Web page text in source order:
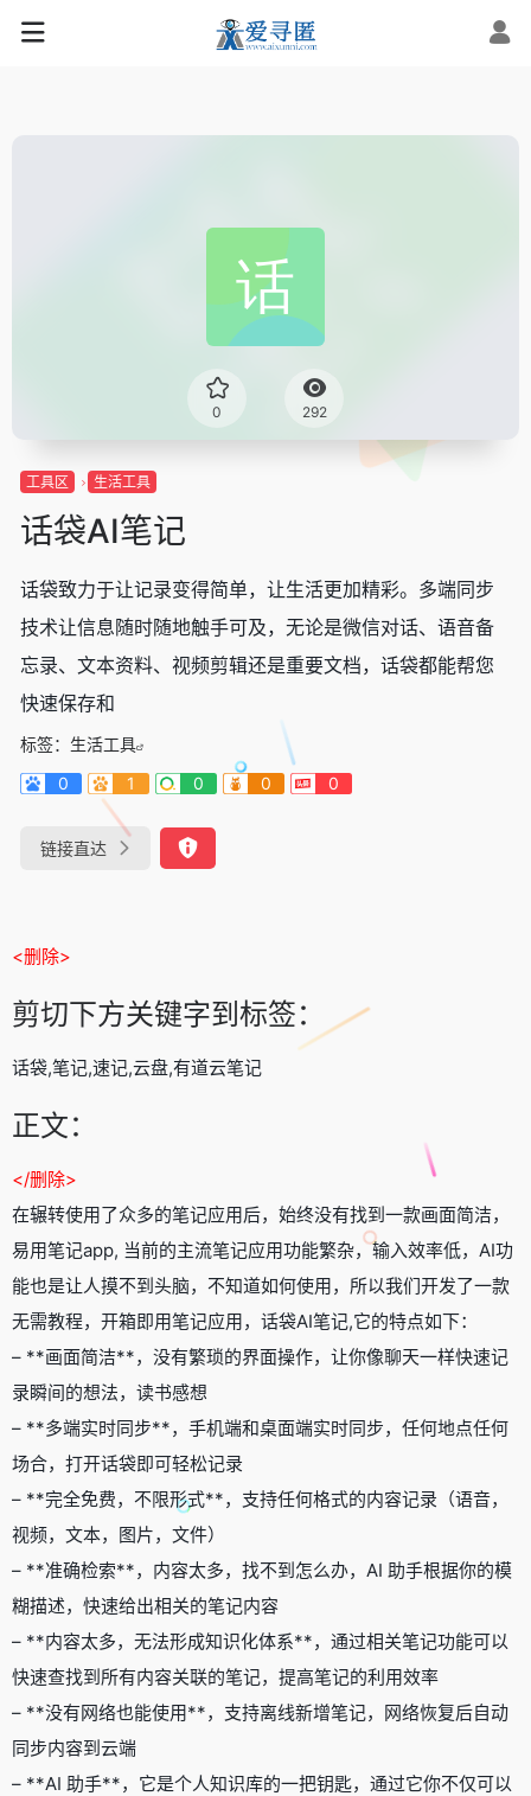
0 292
工具区 生活工具
话袋AI笔记
话袋致力于让记录变得简单，让生活更加精彩。多端同步
技术让信息随时随地触手可及，无论是微信对话、语音备
忘录、文本资料、视频剪辑还是重要文档，话袋都能帮您
快速保存和
标签： 生活工具
0
1 0 0 0
链接直达
<删除>
剪切下方关键字到标签：
话袋,笔记,速记,云盘,有道云笔记
正文：
</删除>
在辗转使用了众多的笔记应用后，始终没有找到一款画面简洁，
易用笔记app, 当前的主流笔记应用功能繁杂，输入效率低，AI功
能也是让人摸不到头脑，不知道如何使用，所以我们开发了一款
无需教程，开箱即用笔记应用，话袋AI笔记,它的特点如下：
– **画面简洁**，没有繁琐的界面操作，让你像聊天一样快速记
录瞬间的想法，读书感想
– **多端实时同步**，手机端和桌面端实时同步，任何地点任何
场合，打开话袋即可轻松记录
– **完全免费，不限形式**，支持任何格式的内容记录（语音，
视频，文本，图片，文件）
– **准确检索**，内容太多，找不到怎么办，AI 助手根据你的模
糊描述，快速给出相关的笔记内容
– **内容太多，无法形成知识化体系**，通过相关笔记功能可以
快速查找到所有内容关联的笔记，提高笔记的利用效率
– **没有网络也能使用**，支持离线新增笔记，网络恢复后自动
同步内容到云端
– **AI 助手**，它是个人知识库的一把钥匙，通过它你不仅可以